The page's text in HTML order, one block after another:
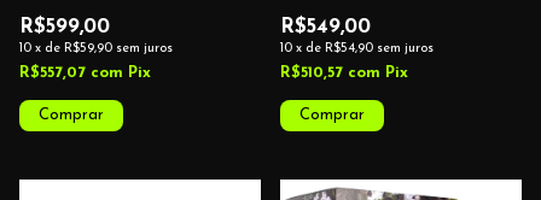
R$599,00
10 x de R$59,90 sem juros
R$557,07 com Pix
R$549,00
10 x de R$54,90 sem juros
R$510,57 com Pix